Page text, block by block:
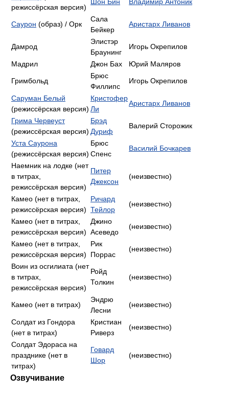
режиссёрская версия)
Саурон (образ) / Орк
Сала
Бейкер
Аристарх Ливанов
Дамрод
Элистэр
Браунинг
Игорь Окрепилов
Мадрил Джон Бах Юрий Маляров
Гримбольд
Брюс
Филлипс
Игорь Окрепилов
Саруман Белый
(режиссёрская версия)
Кристофер
Ли
Аристарх Ливанов
Грима Червеуст
(режиссёрская версия)
Брэд
Дуриф
Валерий Сторожик
Уста Саурона
(режиссёрская версия)
Брюс
Спенс
Василий Бочкарев
Наемник на лодке (нет
в титрах,
режиссёрская версия)
Питер
Джексон
(неизвестно)
Камео (нет в титрах,
режиссёрская версия)
Ричард
Тейлор
(неизвестно)
Камео (нет в титрах,
режиссёрская версия)
Джино
Асеведо
(неизвестно)
Камео (нет в титрах,
режиссёрская версия)
Рик
Поррас
(неизвестно)
Воин из осгилиата (нет
в титрах,
режиссёрская версия)
Ройд
Толкин
(неизвестно)
Камео (нет в титрах)
Эндрю
Лесни
(неизвестно)
Солдат из Гондора
(нет в титрах)
Кристиан
Риверз
(неизвестно)
Солдат Эдораса на
празднике (нет в
титрах)
Говард
Шор
(неизвестно)
Озвучивание